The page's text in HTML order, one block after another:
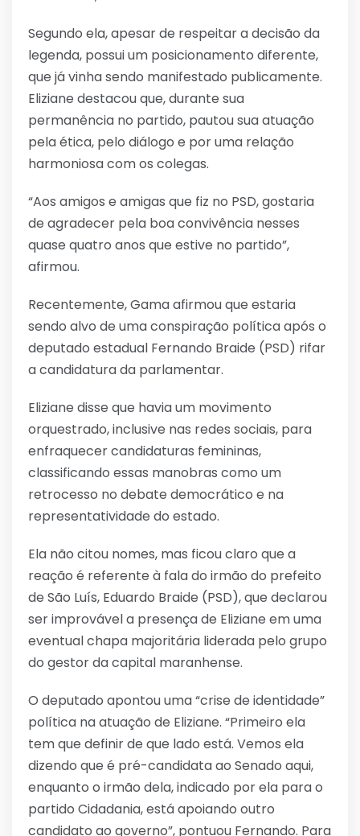
Segundo ela, apesar de respeitar a decisão da
legenda, possui um posicionamento diferente,
que já vinha sendo manifestado publicamente.
Eliziane destacou que, durante sua
permanência no partido, pautou sua atuação
pela ética, pelo diálogo e por uma relação
harmoniosa com os colegas.
“Aos amigos e amigas que fiz no PSD, gostaria
de agradecer pela boa convivência nesses
quase quatro anos que estive no partido”,
afirmou.
Recentemente, Gama afirmou que estaria
sendo alvo de uma conspiração política após o
deputado estadual Fernando Braide (PSD) rifar
a candidatura da parlamentar.
​Eliziane disse que havia um movimento
orquestrado, inclusive nas redes sociais, para
enfraquecer candidaturas femininas,
classificando essas manobras como um
retrocesso no debate democrático e na
representatividade do estado.
Ela não citou nomes, mas ficou claro que a
reação é referente à fala do irmão do prefeito
de São Luís, Eduardo Braide (PSD), que declarou
ser improvável a presença de Eliziane em uma
eventual chapa majoritária liderada pelo grupo
do gestor da capital maranhense.
O deputado apontou uma “crise de identidade”
política na atuação de Eliziane. “Primeiro ela
tem que definir de que lado está. Vemos ela
dizendo que é pré-candidata ao Senado aqui,
enquanto o irmão dela, indicado por ela para o
partido Cidadania, está apoiando outro
candidato ao governo”, pontuou Fernando. Para